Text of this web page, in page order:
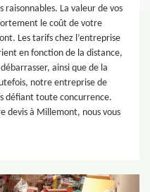
raisonnables. La valeur de vos
le coût de votre
Les tarifs chez l’entreprise
en fonction de la distance,
ainsi que de la
notre entreprise de
défiant toute concurrence.
devis à Millemont, nous vous